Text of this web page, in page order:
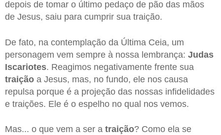
depois de tomar o último pedaço de pão das mãos
de Jesus, saiu para cumprir sua traição.
De fato, na contemplação da Última Ceia, um
personagem vem sempre à nossa lembrança: Judas
Iscariotes. Reagimos negativamente frente sua
traição a Jesus, mas, no fundo, ele nos causa
repulsa porque é a projeção das nossas infidelidades
e traições. Ele é o espelho no qual nos vemos.
Mas... o que vem a ser a traição? Como ela se